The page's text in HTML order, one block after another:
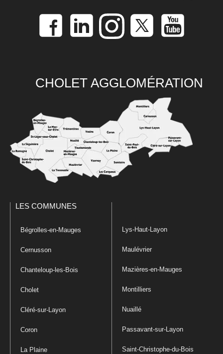
CHOLET AGGLOMÉRATION
LES COMMUNES
Bégrolles-en-Mauges
Cernusson
Chanteloup-les-Bois
Cholet
Cléré-sur-Layon
Coron
La Plaine
Lys-Haut-Layon
Maulévrier
Mazières-en-Mauges
Montilliers
Nuaillé
Passavant-sur-Layon
Saint-Christophe-du-Bois